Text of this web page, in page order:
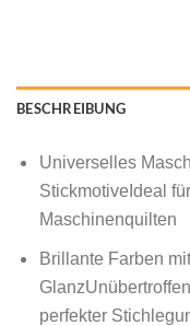
BESCHREIBUNG
Universelles
StickmotiveIdeal
Maschinenquilten
Brillante Farben
perfekter